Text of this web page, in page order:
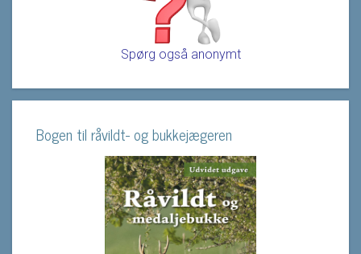
Spørg også anonymt
Bogen til råvildt- og bukkejægeren